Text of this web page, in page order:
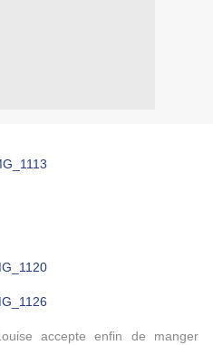
accepte enfin de manger